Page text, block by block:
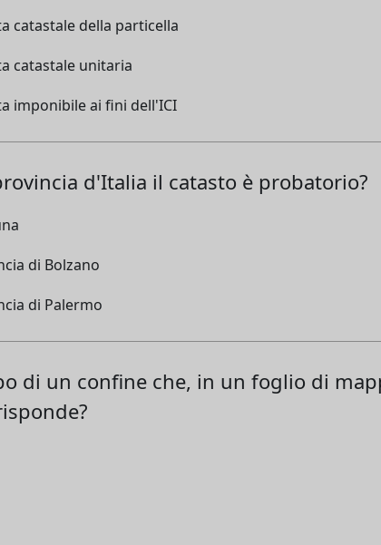
catastale della particella
catastale unitaria
imponibile ai fini dell'ICI
d'Italia il catasto è probatorio?
di Bolzano
di Palermo
di un confine che, in un foglio di